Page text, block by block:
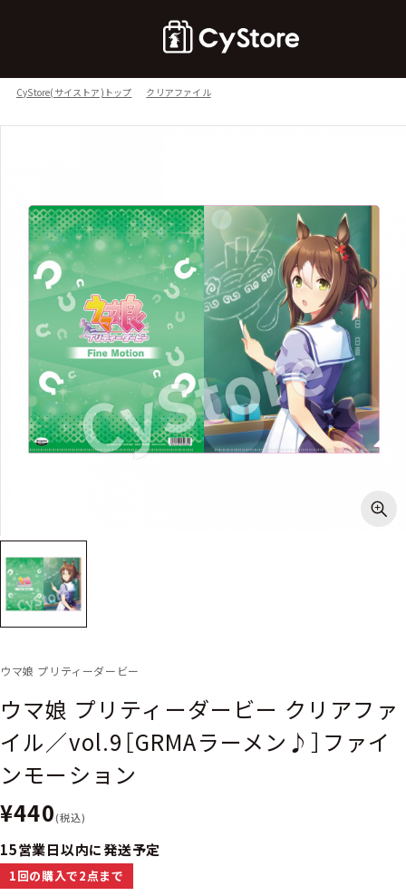
CyStore(サイストア)トップ クリアファイル
ウマ娘 プリティーダービー
ウマ娘 プリティーダービー クリアファ
イル／vol.9［GRMAラーメン♪］ファイ
ンモーション
¥440(税込)
15営業日以内に発送予定
1回の購入で2点まで